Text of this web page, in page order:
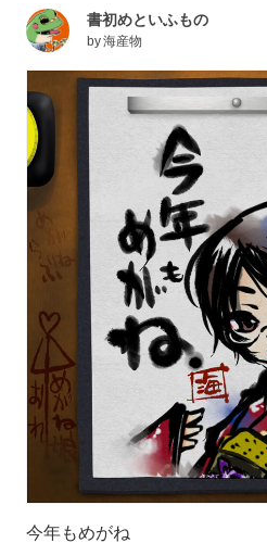
書初めといふもの
by海産物
今年もめがね